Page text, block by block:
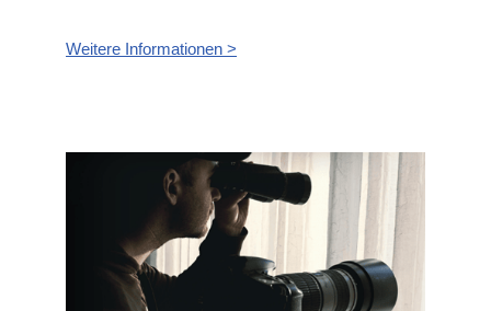
Weitere Informationen >